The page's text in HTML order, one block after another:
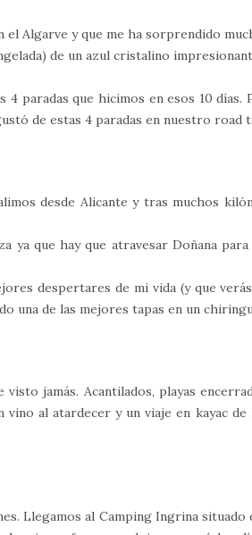
el Algarve y que me ha sorprendido
de un azul cristalino
4 paradas que hicimos en esos 10
de estas 4 paradas en nuestro
desde Alicante y tras muchos
ya que hay que atravesar Doñana
despertares de mi vida (y que
una de las mejores tapas en un
jamás. Acantilados, playas
al atardecer y un viaje en kayac
Llegamos al Camping Ingrina